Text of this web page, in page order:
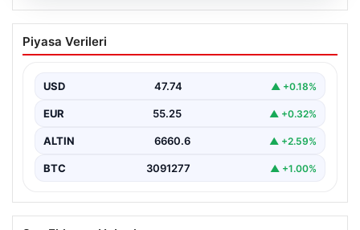
07.08.2026
DMM’den Mekke Ortak Savunma Paktı
Hakkındaki İddialara Resmi Yanıt
Suudi Arabistan ve Pakistan arasında imzalandığı
belirtilen Mekke Ortak…
Piyasa Verileri
USD 47.74 ▲ +0.18%
EUR 55.25 ▲ +0.32%
ALTIN 6660.6 ▲ +2.59%
BTC 3091277 ▲ +1.00%